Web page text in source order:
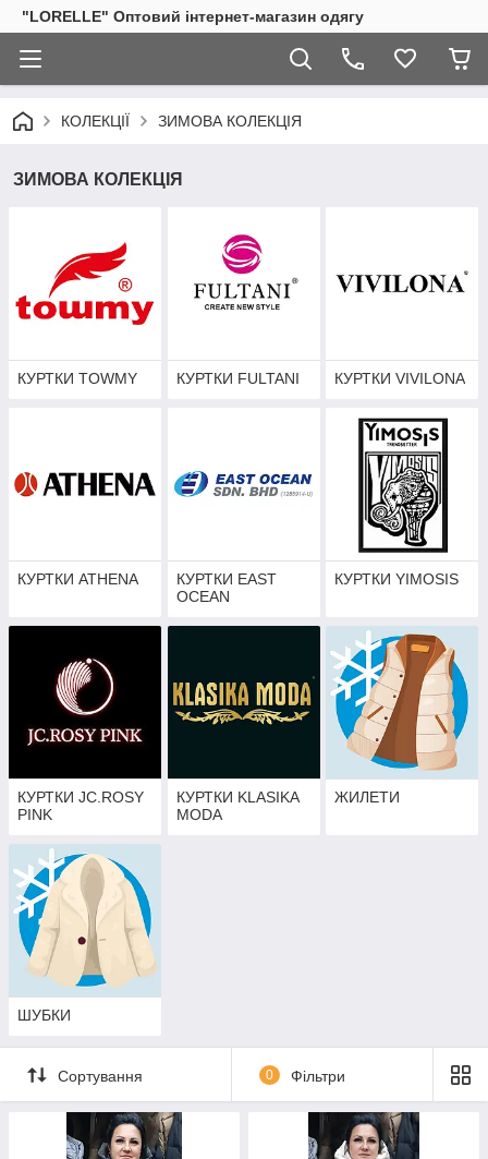
"LORELLE" Оптовий інтернет-магазин одягу
КОЛЕКЦІЇ ЗИМОВА КОЛЕКЦІЯ
ЗИМОВА КОЛЕКЦІЯ
КУРТКИ TOWMY КУРТКИ FULTANI КУРТКИ VIVILONA
КУРТКИ ATHENA
КУРТКИ EAST
OCEAN
КУРТКИ YIMOSIS
КУРТКИ JC.ROSY
PINK
КУРТКИ KLASIKA
MODA
ЖИЛЕТИ
ШУБКИ
Сортування 0 Фільтри